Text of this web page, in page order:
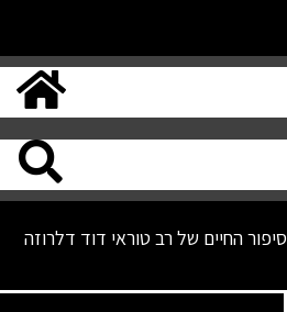
סיפור החיים של רב טוראי דוד דלרוזה